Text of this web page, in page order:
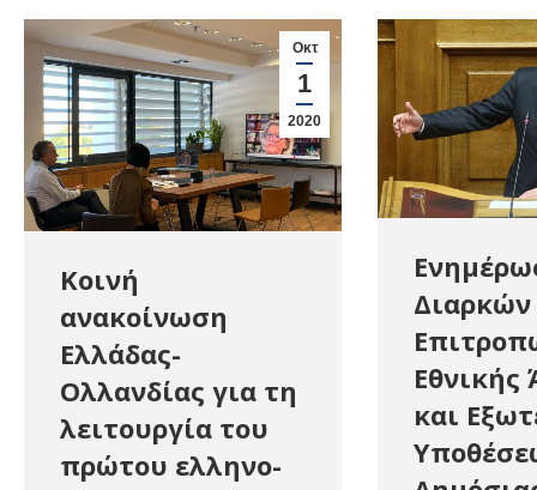
Οκτ
1
2020
Κοινή
ανακοίνωση
Ελλάδας-
Ολλανδίας για τη
λειτουργία του
πρώτου ελληνο-
Διαρκών
Εθνικής
και